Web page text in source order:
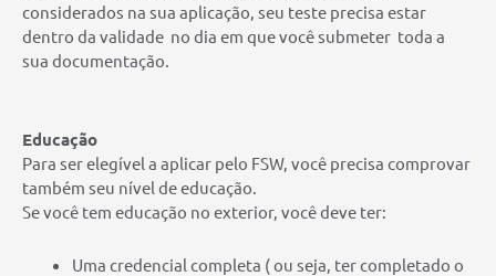
considerados na sua aplicação, seu teste precisa estar
dentro da validade no dia em que você submeter toda a
sua documentação.
Educação
Para ser elegível a aplicar pelo FSW, você precisa comprovar
também seu nível de educação.
Se você tem educação no exterior, você deve ter:
Uma credencial completa ( ou seja, ter completado o